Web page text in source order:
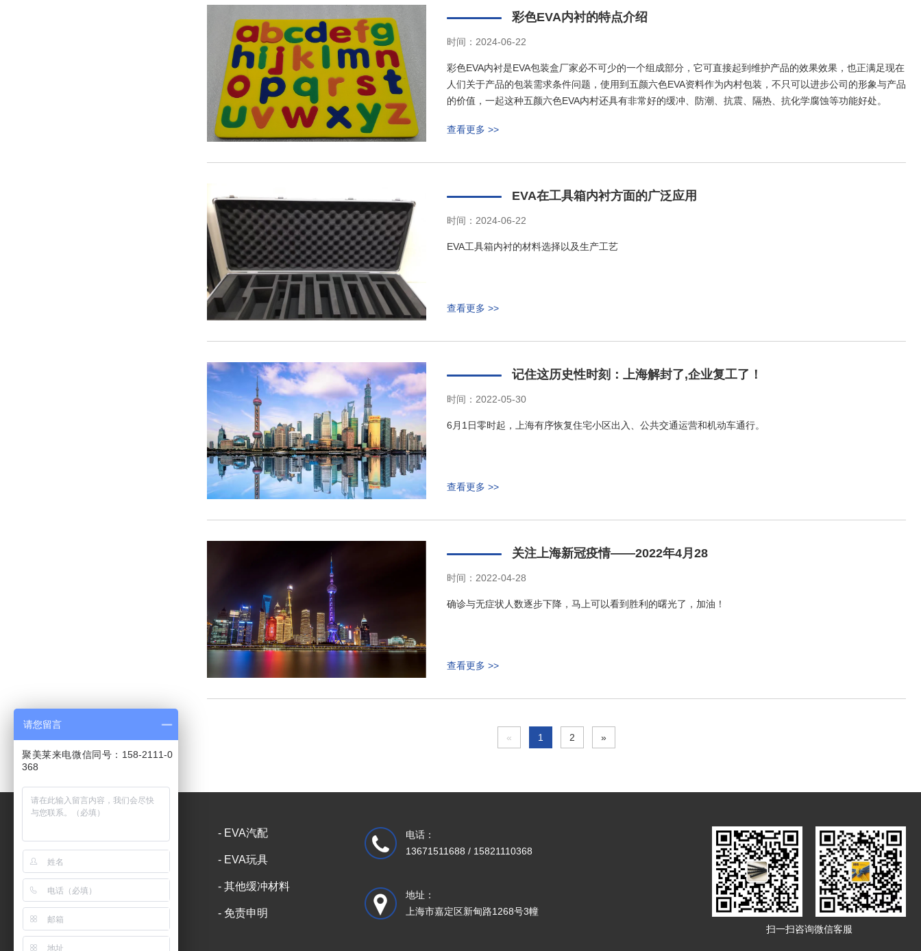
彩色EVA内衬的特点介绍
时间：2024-06-22
彩色EVA内衬是EVA包装盒厂家必不可少的一个组成部分，它可直接起到维护产品的效果效果，也正满足现在
人们关于产品的包装需求条件问题，使用到五颜六色EVA资料作为内村包装，不只可以进步公司的形象与产品
的价值，一起这种五颜六色EVA内村还具有非常好的缓冲、防潮、抗震、隔热、抗化学腐蚀等功能好处。
查看更多 >>
EVA在工具箱内衬方面的广泛应用
时间：2024-06-22
EVA工具箱内衬的材料选择以及生产工艺
查看更多 >>
记住这历史性时刻：上海解封了,企业复工了！
时间：2022-05-30
6月1日零时起，上海有序恢复住宅小区出入、公共交通运营和机动车通行。
查看更多 >>
关注上海新冠疫情——2022年4月28
时间：2022-04-28
确诊与无症状人数逐步下降，马上可以看到胜利的曙光了，加油！
查看更多 >>
« 1 2 »
- EVA汽配
- EVA包装 - EVA玩具
- EVA片材 - 其他缓冲材料
- 新闻中心 - 免责申明
电话：
13671511688 / 15821110368
地址：
上海市嘉定区新甸路1268号3幢
扫一扫咨询微信客服
请您留言
聚美莱来电微信同号：158-2111-0
368